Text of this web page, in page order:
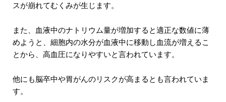
スが崩れてむくみが生じます。
また、血液中のナトリウム量が増加すると適正な数値に薄
めようと、細胞内の水分が血液中に移動し血流が増えるこ
とから、高血圧になりやすいと言われています。
他にも脳卒中や胃がんのリスクが高まるとも言われていま
す。